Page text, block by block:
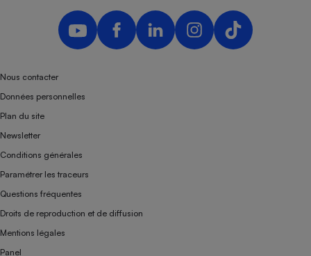
Nous contacter
Données personnelles
Plan du site
Newsletter
Conditions générales
Paramétrer les traceurs
Questions fréquentes
Droits de reproduction et de diffusion
Mentions légales
Panel